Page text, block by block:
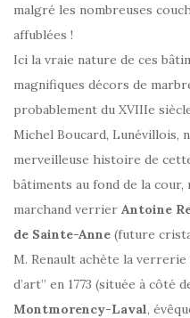
malgré les nombreuses
affublées !
Ici la vraie nature de ces
magnifiques décors de
probablement du XVIIIe
Michel Boucard, Lunévillois,
merveilleuse histoire de
bâtiments au fond de la cour,
marchand verrier Antoine
de Sainte-Anne (future
M. Renault achète la
d’art” en 1773 (située à côté
Montmorency-Laval,